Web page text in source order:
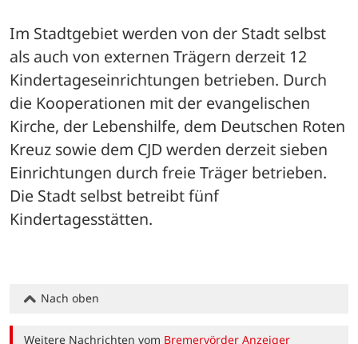
Im Stadtgebiet werden von der Stadt selbst
als auch von externen Trägern derzeit 12
Kindertageseinrichtungen betrieben. Durch
die Kooperationen mit der evangelischen
Kirche, der Lebenshilfe, dem Deutschen Roten
Kreuz sowie dem CJD werden derzeit sieben
Einrichtungen durch freie Träger betrieben.
Die Stadt selbst betreibt fünf
Kindertagesstätten.
Nach oben
Weitere Nachrichten vom Bremervörder Anzeiger